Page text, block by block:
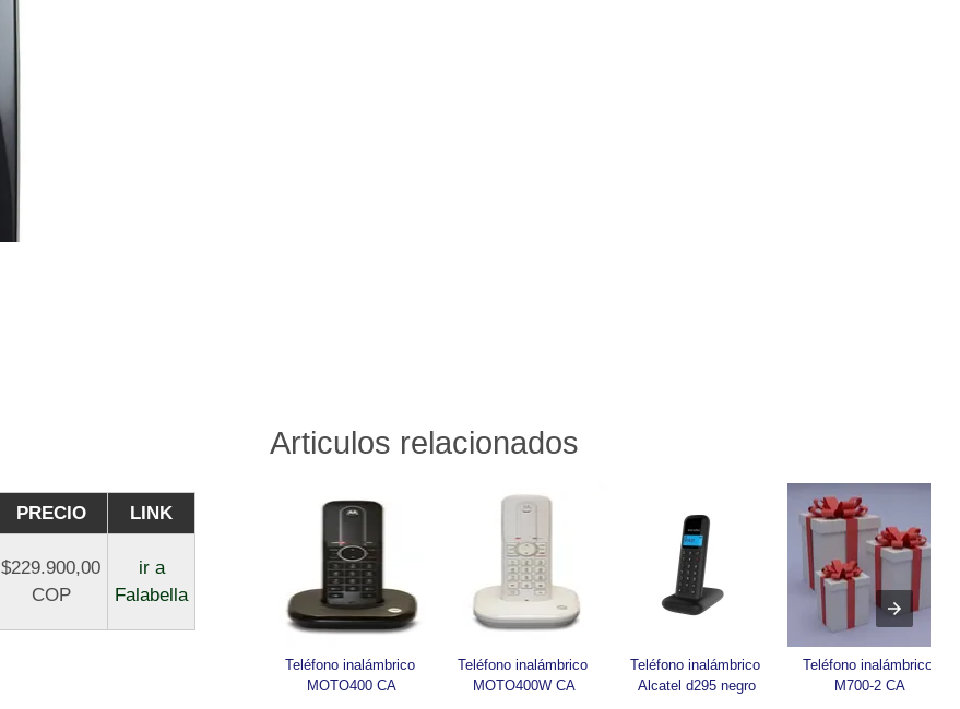
PRECIO LINK
$229.900,00
COP
ir a
Falabella
Articulos relacionados
Teléfono inalámbrico
MOTO400 CA
Teléfono inalámbrico
MOTO400W CA
Teléfono inalámbrico
Alcatel d295 negro
Teléfono inalámbrico
M700-2 CA